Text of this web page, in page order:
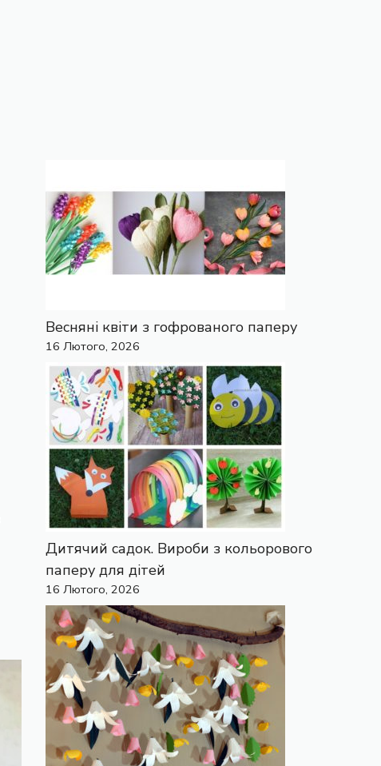
Весняні квіти з гофрованого паперу
16 Лютого, 2026
Дитячий садок. Вироби з кольорового
паперу для дітей
16 Лютого, 2026